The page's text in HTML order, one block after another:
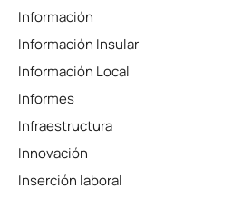
Información
Información Insular
Información Local
Informes
Infraestructura
Innovación
Inserción laboral